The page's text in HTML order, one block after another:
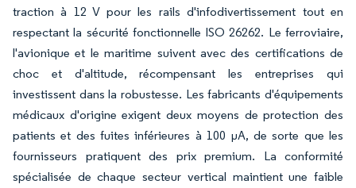
traction à 12 V pour les rails d'infodivertissement tout en
respectant la sécurité fonctionnelle ISO 26262. Le ferroviaire,
l'avionique et le maritime suivent avec des certifications de
choc et d'altitude, récompensant les entreprises qui
investissent dans la robustesse. Les fabricants d'équipements
médicaux d'origine exigent deux moyens de protection des
patients et des fuites inférieures à 100 µA, de sorte que les
fournisseurs pratiquent des prix premium. La conformité
spécialisée de chaque secteur vertical maintient une faible